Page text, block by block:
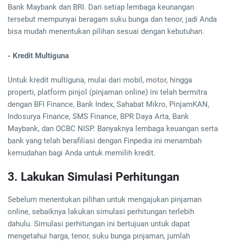
Bank Maybank dan BRI. Dari setiap lembaga keunangan
tersebut mempunyai beragam suku bunga dan tenor, jadi Anda
bisa mudah menentukan pilihan sesuai dengan kebutuhan.
- Kredit Multiguna
Untuk kredit multiguna, mulai dari mobil, motor, hingga
properti, platform pinjol (pinjaman online) ini telah bermitra
dengan BFI Finance, Bank Index, Sahabat Mikro, PinjamKAN,
Indosurya Finance, SMS Finance, BPR Daya Arta, Bank
Maybank, dan OCBC NISP. Banyaknya lembaga keuangan serta
bank yang telah berafiliasi dengan Finpedia ini menambah
kemudahan bagi Anda untuk memilih kredit.
3. Lakukan Simulasi Perhitungan
Sebelum menentukan pilihan untuk mengajukan pinjaman
online, sebaiknya lakukan simulasi perhitungan terlebih
dahulu. Simulasi perhitungan ini bertujuan untuk dapat
mengetahui harga, tenor, suku bunga pinjaman, jumlah